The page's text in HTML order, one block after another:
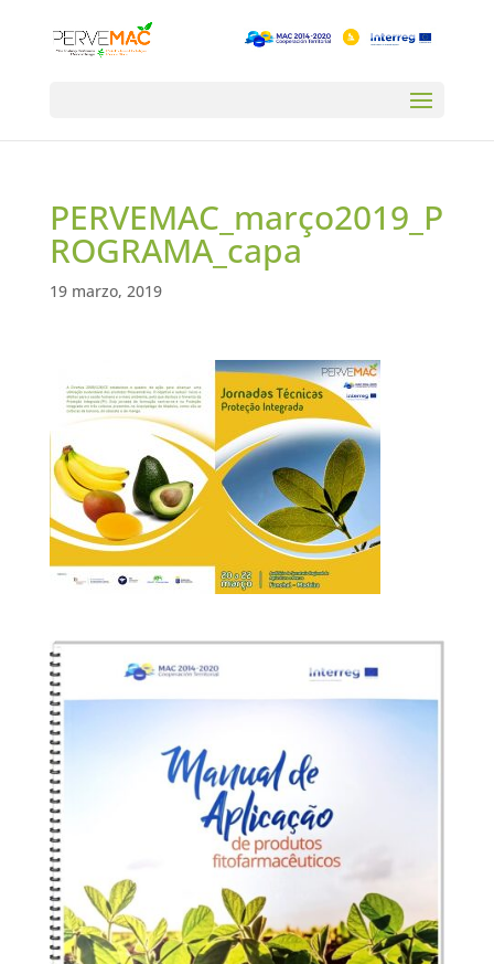
PERVEMAC_março2019_P
ROGRAMA_capa
19 marzo, 2019